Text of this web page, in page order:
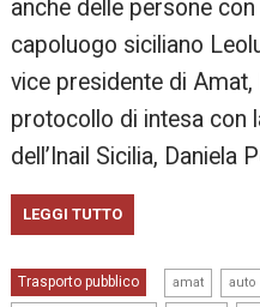
anche delle persone
capoluogo siciliano
vice presidente di
protocollo di intesa con
dell’Inail Sicilia, Daniela
LEGGI TUTTO
Trasporto pubblico amat auto